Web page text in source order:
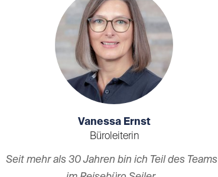
Vanessa Ernst
Büroleiterin
Seit mehr als 30 Jahren bin ich Teil des Teams